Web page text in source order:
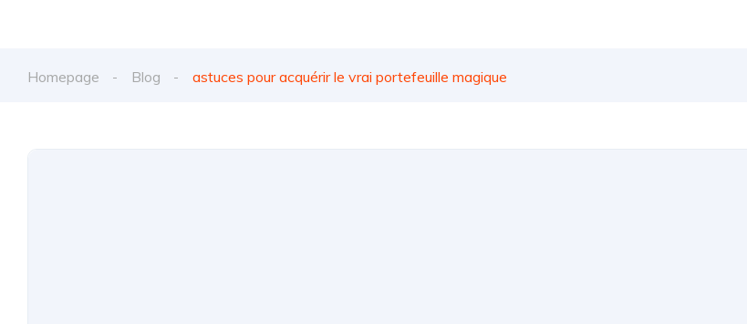
Homepage Blog astuces pour acquérir le vrai portefeuille magique